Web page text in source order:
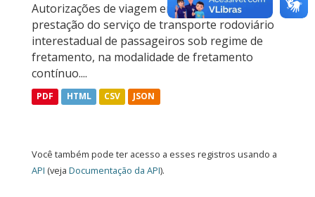
Autorizações de viagem emitidas para a
prestação do serviço de transporte rodoviário
interestadual de passageiros sob regime de
fretamento, na modalidade de fretamento
contínuo....
PDF HTML CSV JSON
Você também pode ter acesso a esses registros usando a
API (veja Documentação da API).